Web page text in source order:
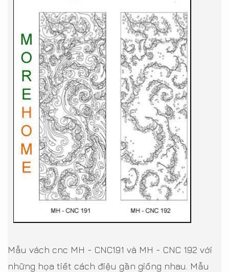
Mẫu vách cnc MH - CNC191 và MH - CNC 192 với
những họa tiết cách điệu gần giống nhau. Mẫu